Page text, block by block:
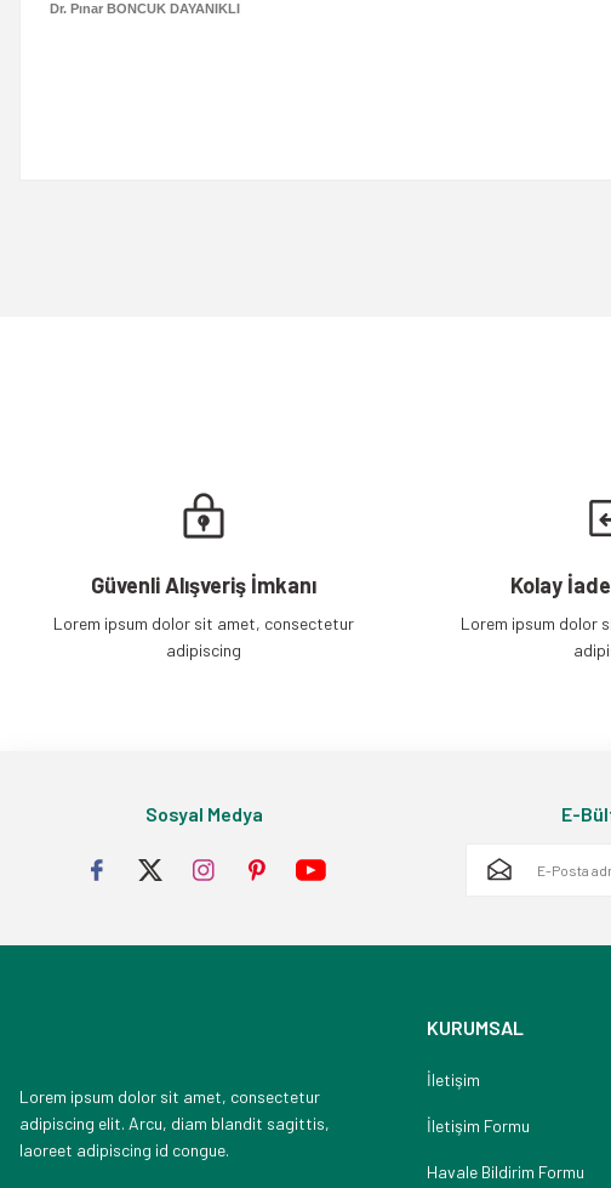
Dr. Pınar BONCUK DAYANIKLI
Güvenli Alışveriş İmkanı
Lorem ipsum dolor sit amet, consectetur
adipiscing
Kolay
Lorem ipsum dolor
Sosyal Medya E-
Lorem ipsum dolor sit amet, consectetur
adipiscing elit. Arcu, diam blandit sagittis,
laoreet adipiscing id congue.
KURUMSAL
İletişim
İletişim Formu
Havale Bildirim Formu